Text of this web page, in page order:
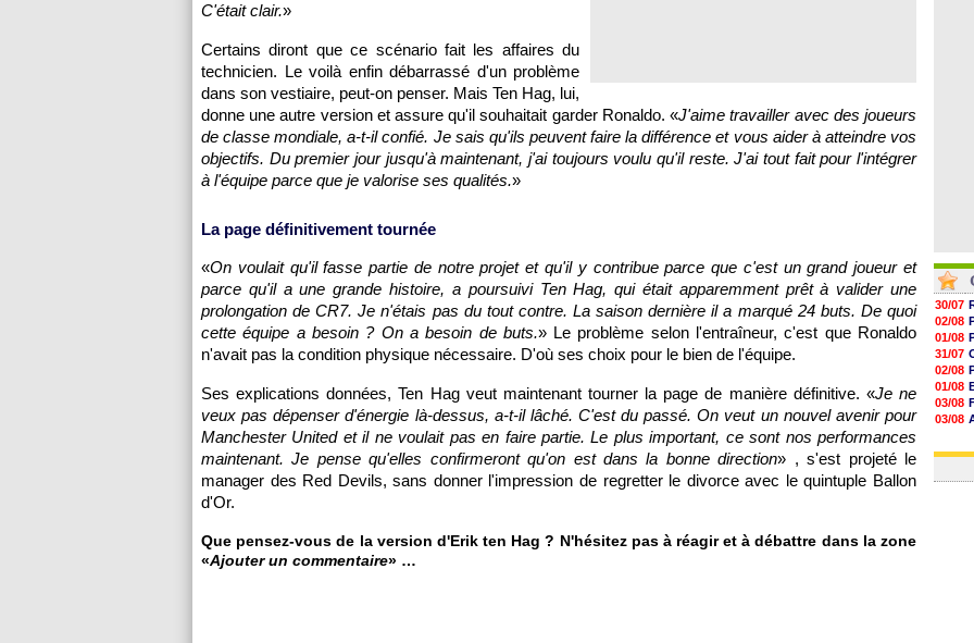
C'était clair.»
Certains diront que ce scénario fait les affaires du
technicien. Le voilà enfin débarrassé d'un problème
dans son vestiaire, peut-on penser. Mais Ten Hag, lui,
donne une autre version et assure qu'il souhaitait garder Ronaldo. «J'aime travailler avec des joueurs
de classe mondiale, a-t-il confié. Je sais qu'ils peuvent faire la différence et vous aider à atteindre vos
objectifs. Du premier jour jusqu'à maintenant, j'ai toujours voulu qu'il reste. J'ai tout fait pour l'intégrer
à l'équipe parce que je valorise ses qualités.»
La page définitivement tournée
«On voulait qu'il fasse partie de notre projet et qu'il y contribue parce que c'est un grand joueur et
parce qu'il a une grande histoire, a poursuivi Ten Hag, qui était apparemment prêt à valider une
prolongation de CR7. Je n'étais pas du tout contre. La saison dernière il a marqué 24 buts. De quoi
cette équipe a besoin ? On a besoin de buts.» Le problème selon l'entraîneur, c'est que Ronaldo
n'avait pas la condition physique nécessaire. D'où ses choix pour le bien de l'équipe.
Ses explications données, Ten Hag veut maintenant tourner la page de manière définitive. «Je ne
veux pas dépenser d'énergie là-dessus, a-t-il lâché. C'est du passé. On veut un nouvel avenir pour
Manchester United et il ne voulait pas en faire partie. Le plus important, ce sont nos performances
maintenant. Je pense qu'elles confirmeront qu'on est dans la bonne direction» , s'est projeté le
manager des Red Devils, sans donner l'impression de regretter le divorce avec le quintuple Ballon
d'Or.
Que pensez-vous de la version d'Erik ten Hag ? N'hésitez pas à réagir et à débattre dans la zone
«Ajouter un commentaire» …
30/07
02/08
01/08
31/07
02/08
01/08
03/08
03/08
03/08